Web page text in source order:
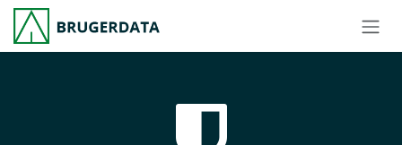
Skip to Content